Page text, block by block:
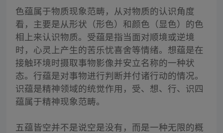
色蕴属于物质现象范畴，从对物质的认识角度
看，主要是从形状（形色）和颜色（显色）的色
相上来认识物质。受蕴是指当面对顺境或逆境
时，心灵上产生的苦乐忧喜舍等情绪。想蕴是在
接触环境时摄取事物影像并安立名称的一种状
态。行蕴是对事物进行判断并付诸行动的情况。
识蕴是精神领域的统觉作用，受、想、行、识四
蕴属于精神现象范畴。
五蕴皆空并不是说空是没有，而是一种无限的概